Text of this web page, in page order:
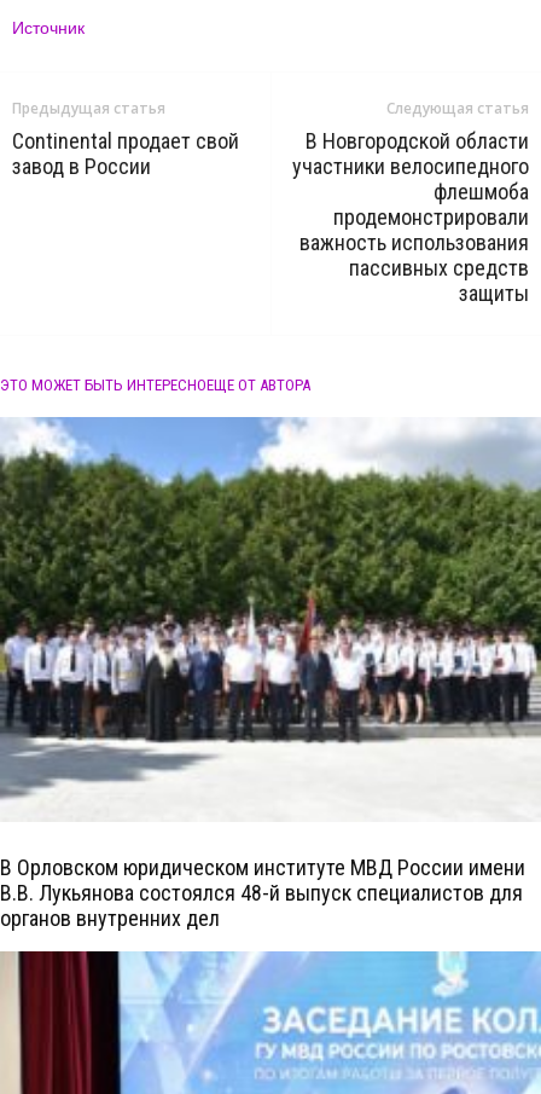
Источник
Предыдущая статья
Continental продает свой
завод в России
Следующая статья
В Новгородской области
участники велосипедного
флешмоба
продемонстрировали
важность использования
пассивных средств
защиты
ЭТО МОЖЕТ БЫТЬ ИНТЕРЕСНОЕЩЕ ОТ АВТОРА
В Орловском юридическом институте МВД России имени
В.В. Лукьянова состоялся 48-й выпуск специалистов для
органов внутренних дел